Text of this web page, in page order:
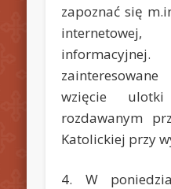
zapoznać się
wzięcie
rozdawanym
Katolickiej przy
4. W